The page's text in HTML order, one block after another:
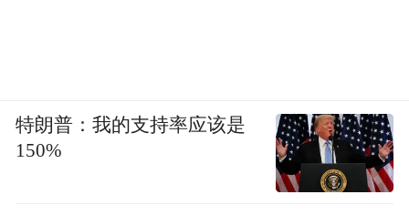
特朗普：我的支持率应该是
150%